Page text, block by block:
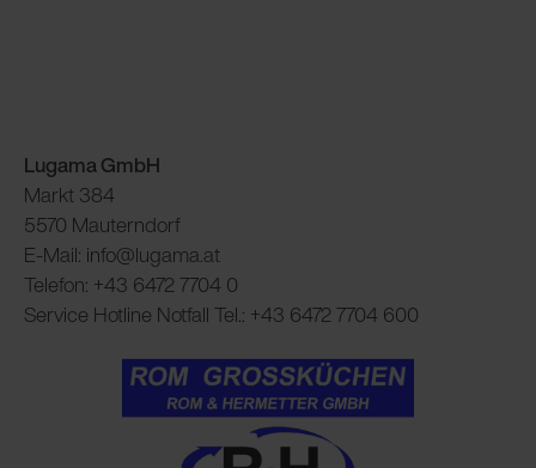
Lugama GmbH
Markt 384
5570 Mauterndorf
E-Mail: info@lugama.at
Telefon: +43 6472 7704 0
Service Hotline Notfall Tel.: +43 6472 7704 600